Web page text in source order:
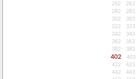
262
263
282
283
302
303
322
323
342
343
362
363
382
383
402 403
422
423
442
443